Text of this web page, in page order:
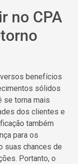
no CPA
benefícios
sólidos
se torna mais
dos clientes e
também
para os
suas chances de
Portanto, o